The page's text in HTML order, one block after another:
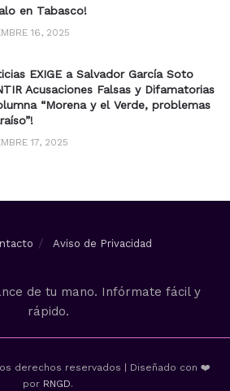
en Tabasco!
16, 2025
EXIGE a Salvador García Soto
Acusaciones Falsas y Difamatorias
“Morena y el Verde, problemas
17, 2025
Aviso de Privacidad
de tu mano. Infórmate fácil y
rápido.
derechos reservados | Diseñado con ❤️
por RNGD.